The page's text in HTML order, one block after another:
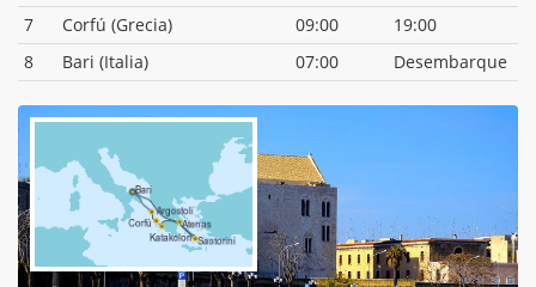
7
Corfú (Grecia) 09:00
19:00
8
Bari (Italia) 07:00 Desembarque